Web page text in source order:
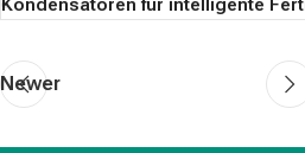
Kondensatoren für intelligente
Newer